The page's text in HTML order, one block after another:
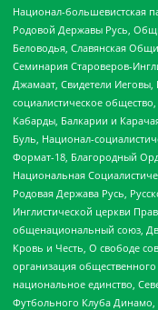
Национал-большевистская
Родовой Державы Русь,
Беловодья, Славянская
Семинария Староверов-
Джамаат, Свидетели
социалистическое
Кабарды, Балкарии и
Буль, Национал-
Формат-18, Благородный
Национальная
Родовая Держава Русь,
Инглистической церкви
общенациональный союз,
Кровь и Честь, О свободе
организация
национальное единство,
Футбольного Клуба Динамо,